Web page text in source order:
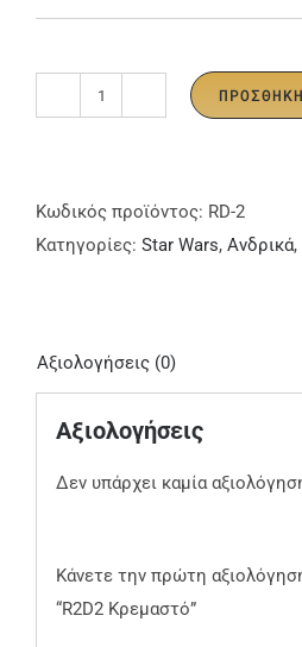
Κωδικός προϊόντος: RD-2
Κατηγορίες: Star Wars, Ανδρικά,
Αξιολογήσεις (0)
Αξιολογήσεις
Δεν υπάρχει καμία
Κάνετε την πρώτη
“R2D2 Κρεμαστό”